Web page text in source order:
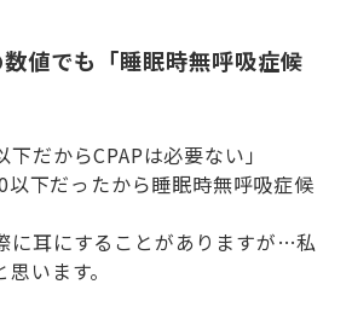
値でも「睡眠時無呼吸症候
下だからCPAPは必要ない」
以下だったから睡眠時無呼吸症候
に耳にすることがありますが…私
います。